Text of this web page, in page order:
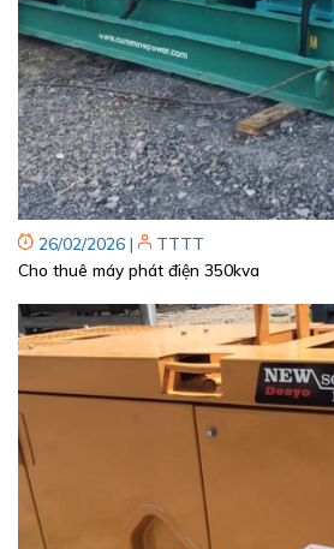
26/02/2026 |
TTTT
Cho thuê máy phát điện 350kva